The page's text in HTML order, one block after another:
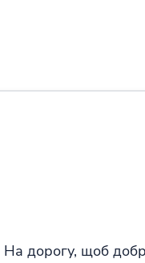
дорогу, щоб